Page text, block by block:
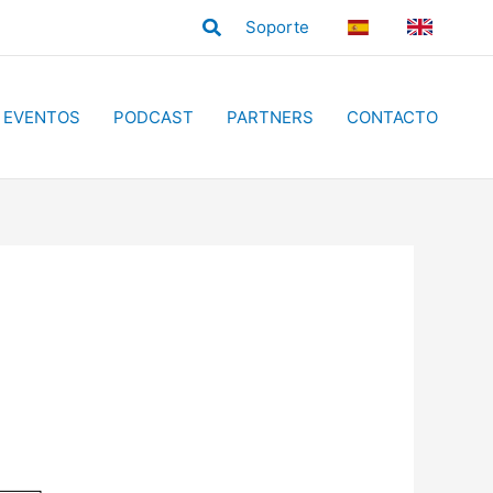
BuscarSoporte
ES
EN
EVENTOS PODCAST PARTNERS CONTACTO